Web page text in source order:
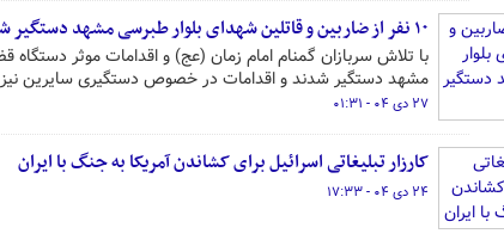
۱۰ نفر از ضاربین و قاتلین شهدای بلوار طبرسی مشهد دستگیر شدند
مشهد دستگیر شدند و اقدامات در خصوص دستگیری سایرین نیز
۲۷ دی ۰۴ - ۰۱:۳۱
کارزار تبلیغاتی اسرائیل برای کشاندن آمریکا به جنگ با ایران
۲۴ دی ۰۴ - ۱۷:۳۳